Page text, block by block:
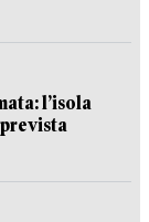
l’isola